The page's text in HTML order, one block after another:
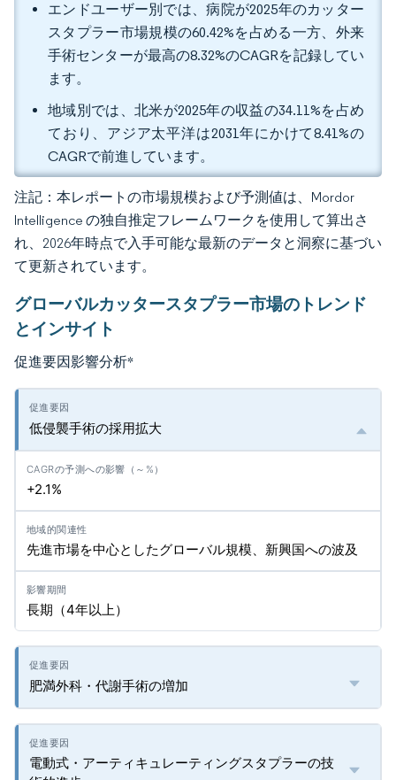
エンドユーザー別では、病院が2025年のカッター
スタプラー市場規模の60.42%を占める一方、外来
手術センターが最高の8.32%のCAGRを記録してい
ます。
地域別では、北米が2025年の収益の34.11%を占め
ており、アジア太平洋は2031年にかけて8.41%の
CAGRで前進しています。
注記：本レポートの市場規模および予測値は、Mordor
Intelligence の独自推定フレームワークを使用して算出さ
れ、2026年時点で入手可能な最新のデータと洞察に基づい
て更新されています。
グローバルカッタースタプラー市場のトレンド
とインサイト
促進要因影響分析*
低侵襲手術の採用拡大
+2.1%
先進市場を中心としたグローバル規模、新興国への波及
長期（4年以上）
肥満外科・代謝手術の増加
電動式・アーティキュレーティングスタプラーの技